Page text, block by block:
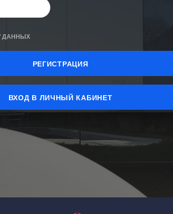
ДАННЫХ
ВХОД В ЛИЧНЫЙ КАБИНЕТ